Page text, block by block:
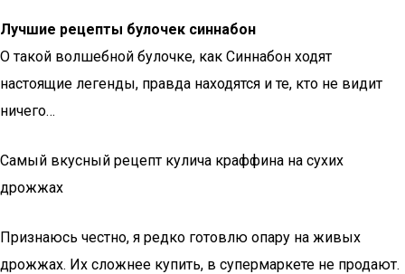
Лучшие рецепты булочек синнабон
О такой волшебной булочке, как Синнабон ходят
настоящие легенды, правда находятся и те, кто не видит
ничего…
Самый вкусный рецепт кулича краффина на сухих
дрожжах
Признаюсь честно, я редко готовлю опару на живых
дрожжах. Их сложнее купить, в супермаркете не продают.